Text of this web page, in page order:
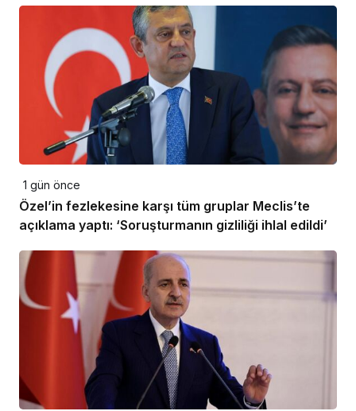
1 gün önce
Özel’in fezlekesine karşı tüm gruplar Meclis’te
açıklama yaptı: ‘Soruşturmanın gizliliği ihlal edildi’